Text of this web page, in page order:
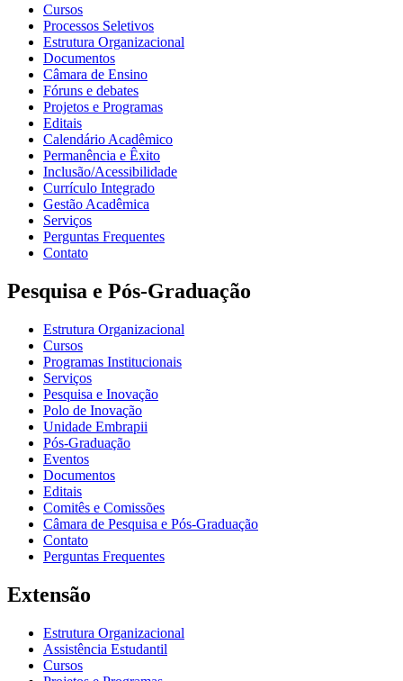
Cursos
Processos Seletivos
Estrutura Organizacional
Documentos
Câmara de Ensino
Fóruns e debates
Projetos e Programas
Editais
Calendário Acadêmico
Permanência e Êxito
Inclusão/Acessibilidade
Currículo Integrado
Gestão Acadêmica
Serviços
Perguntas Frequentes
Contato
Pesquisa e Pós-Graduação
Estrutura Organizacional
Cursos
Programas Institucionais
Serviços
Pesquisa e Inovação
Polo de Inovação
Unidade Embrapii
Pós-Graduação
Eventos
Documentos
Editais
Comitês e Comissões
Câmara de Pesquisa e Pós-Graduação
Contato
Perguntas Frequentes
Extensão
Estrutura Organizacional
Assistência Estudantil
Cursos